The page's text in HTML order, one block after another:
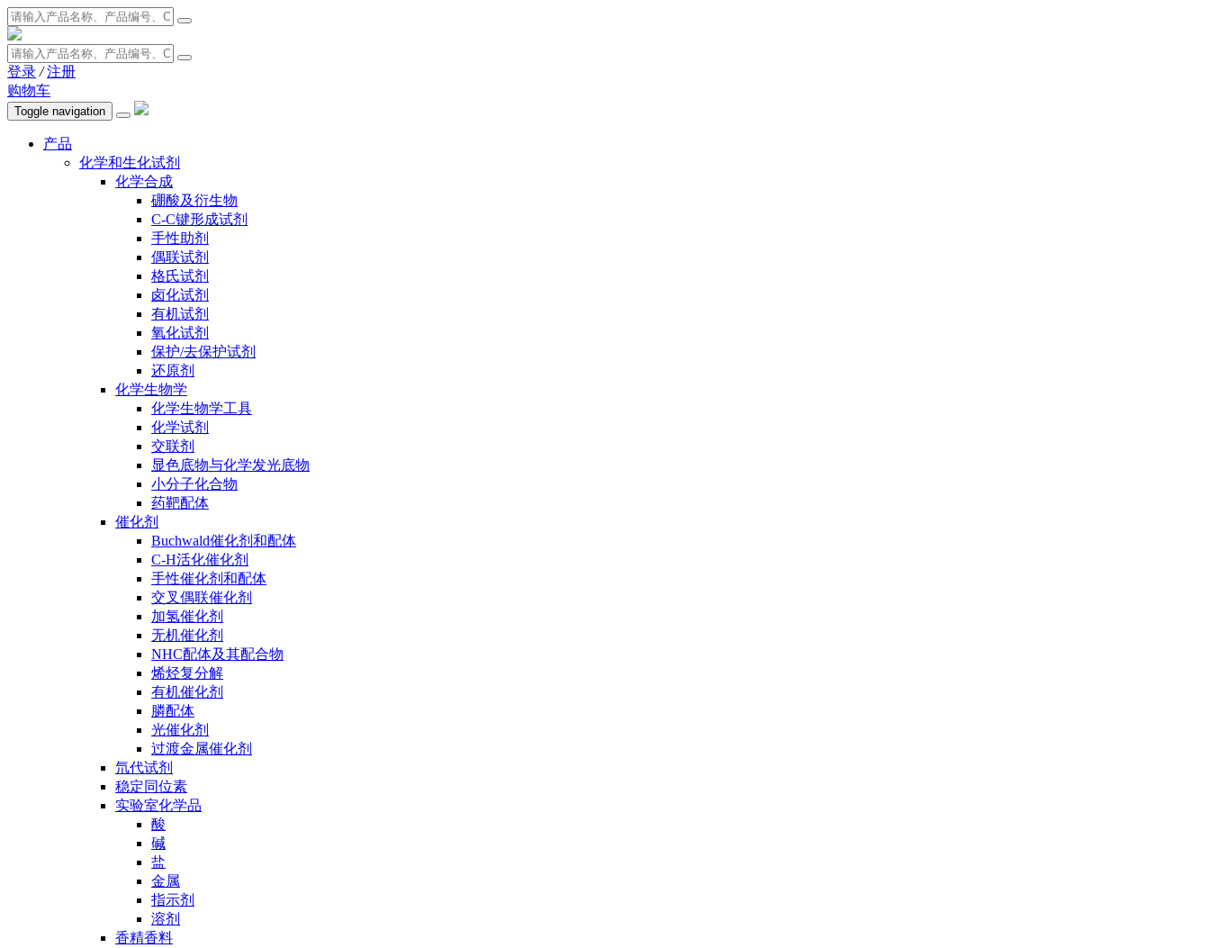
登录 / 注册
购物车
Toggle navigation
产品
化学和生化试剂
化学合成
硼酸及衍生物
C-C键形成试剂
手性助剂
偶联试剂
格氏试剂
卤化试剂
有机试剂
氧化试剂
保护/去保护试剂
还原剂
化学生物学
化学生物学工具
化学试剂
交联剂
显色底物与化学发光底物
小分子化合物
药靶配体
催化剂
Buchwald催化剂和配体
C-H活化催化剂
手性催化剂和配体
交叉偶联催化剂
加氢催化剂
无机催化剂
NHC配体及其配合物
烯烃复分解
有机催化剂
膦配体
光催化剂
过渡金属催化剂
氘代试剂
稳定同位素
实验室化学品
酸
碱
盐
金属
指示剂
溶剂
香精香料